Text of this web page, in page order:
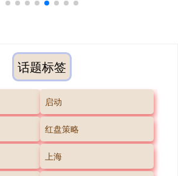
话题标签
启动
红盘策略
上海